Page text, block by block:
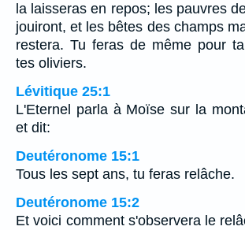
la laisseras en repos; les pauvres
jouiront, et les bêtes des champs
restera. Tu feras de même pour
tes oliviers.
Lévitique 25:1
L'Eternel parla à Moïse sur la
et dit:
Deutéronome 15:1
Tous les sept ans, tu feras relâche.
Deutéronome 15:2
Et voici comment s'observera le